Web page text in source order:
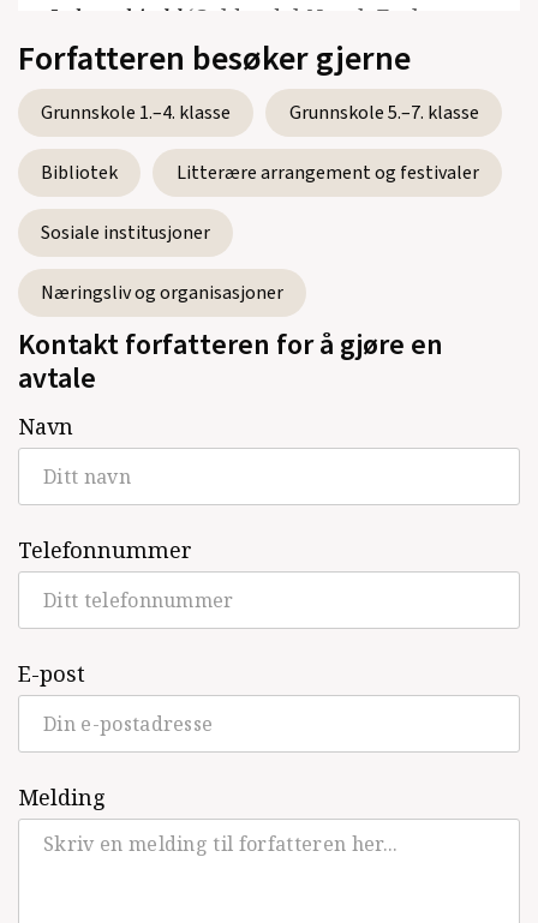
Jo har skjedd (Gyldendal Norsk Forlag,
Barne- og ungdomsbok, 2020)
Se alle utgivelser
Forfatteren besøker gjerne
Grunnskole 1.–4. klasse Grunnskole 5.–7. klasse
Bibliotek Litterære arrangement og festivaler
Sosiale institusjoner
Næringsliv og organisasjoner
Kontakt forfatteren for å gjøre en
avtale
Navn
Telefonnummer
E-post
Melding